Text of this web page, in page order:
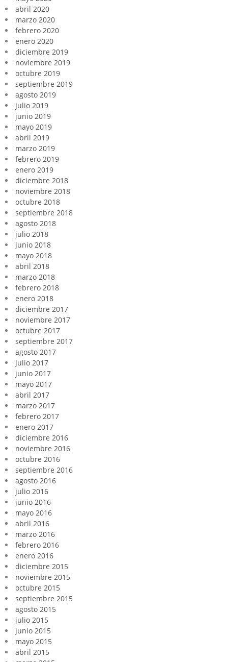
abril 2020
marzo 2020
febrero 2020
enero 2020
diciembre 2019
noviembre 2019
octubre 2019
septiembre 2019
agosto 2019
julio 2019
junio 2019
mayo 2019
abril 2019
marzo 2019
febrero 2019
enero 2019
diciembre 2018
noviembre 2018
octubre 2018
septiembre 2018
agosto 2018
julio 2018
junio 2018
mayo 2018
abril 2018
marzo 2018
febrero 2018
enero 2018
diciembre 2017
noviembre 2017
octubre 2017
septiembre 2017
agosto 2017
julio 2017
junio 2017
mayo 2017
abril 2017
marzo 2017
febrero 2017
enero 2017
diciembre 2016
noviembre 2016
octubre 2016
septiembre 2016
agosto 2016
julio 2016
junio 2016
mayo 2016
abril 2016
marzo 2016
febrero 2016
enero 2016
diciembre 2015
noviembre 2015
octubre 2015
septiembre 2015
agosto 2015
julio 2015
junio 2015
mayo 2015
abril 2015